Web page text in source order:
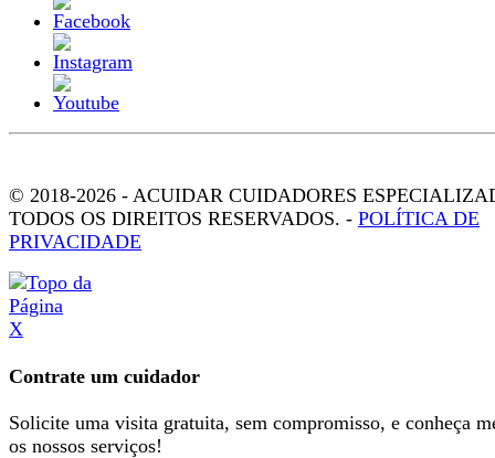
© 2018-2026 - ACUIDAR CUIDADORES
TODOS OS DIREITOS RESERVADOS. - POLÍTICA DE
PRIVACIDADE
X
Contrate um cuidador
Solicite uma visita gratuita, sem compromisso, e conheça
os nossos serviços!